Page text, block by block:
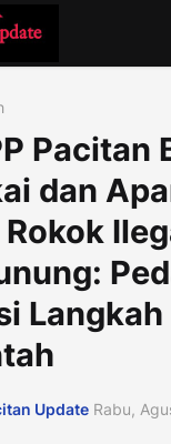
Pacitan
dan
Langkah
Update Rabu,